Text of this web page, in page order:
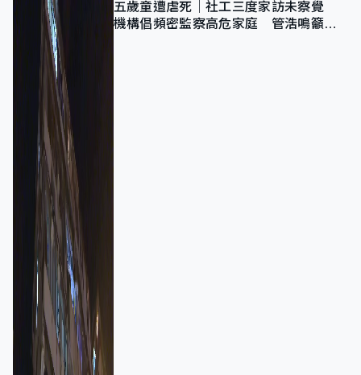
五歲童遭虐死｜社工三度家訪未察覺
機構倡頻密監察高危家庭 管浩鳴籲加